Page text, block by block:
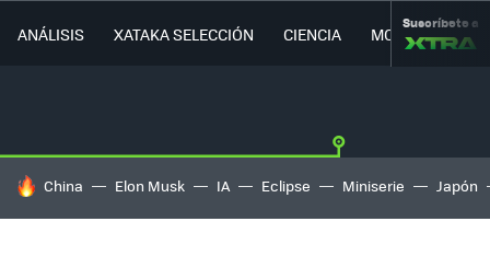
ANÁLISIS XATAKA SELECCIÓN CIENCIA MOVILIDAD
Suscríbete a
HOY SE HABLA DE
China Elon Musk IA Eclipse Miniserie Japón